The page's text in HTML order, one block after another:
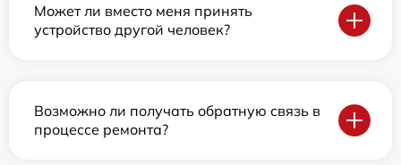
Может ли вместо меня принять
устройство другой человек?
Возможно ли получать обратную связь в
процессе ремонта?